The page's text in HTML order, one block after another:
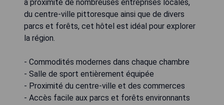
à proximité de nombreuses entreprises locales,
du centre-ville pittoresque ainsi que de divers
parcs et forêts, cet hôtel est idéal pour explorer
la région.
- Commodités modernes dans chaque chambre
- Salle de sport entièrement équipée
- Proximité du centre-ville et des commerces
- Accès facile aux parcs et forêts environnants